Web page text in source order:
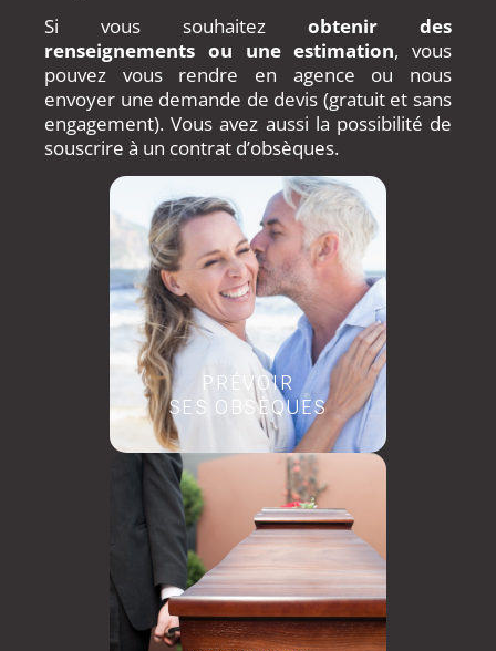
Si vous souhaitez obtenir des
renseignements ou une estimation, vous
pouvez vous rendre en agence ou nous
envoyer une demande de devis (gratuit et sans
engagement).Vous avez aussi la possibilité de
souscrire à un contrat d’obsèques.
PRÉVOIR
SES OBSÈQUES